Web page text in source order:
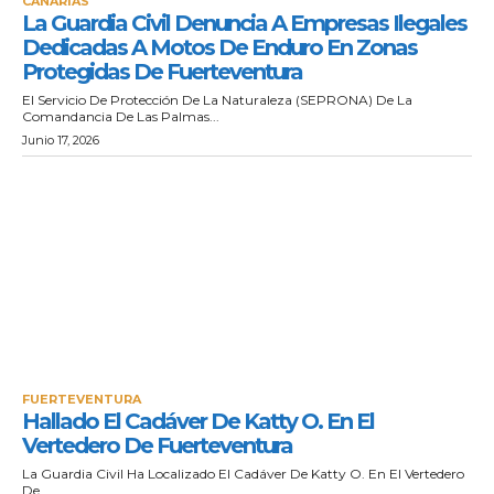
La Guardia Civil Denuncia A Empresas Ilegales
Dedicadas A Motos De Enduro En Zonas
Protegidas De Fuerteventura
El Servicio De Protección De La Naturaleza (SEPRONA) De La
Comandancia De Las Palmas...
Junio 17, 2026
FUERTEVENTURA
Hallado El Cadáver De Katty O. En El
Vertedero De Fuerteventura
La Guardia Civil Ha Localizado El Cadáver De Katty O. En El Vertedero
De...